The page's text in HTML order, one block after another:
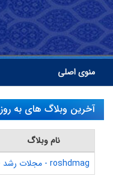
منوی اصلی
آخرین وبلاگ های به
نام وبلاگ
roshdmag - مجلات رشد -